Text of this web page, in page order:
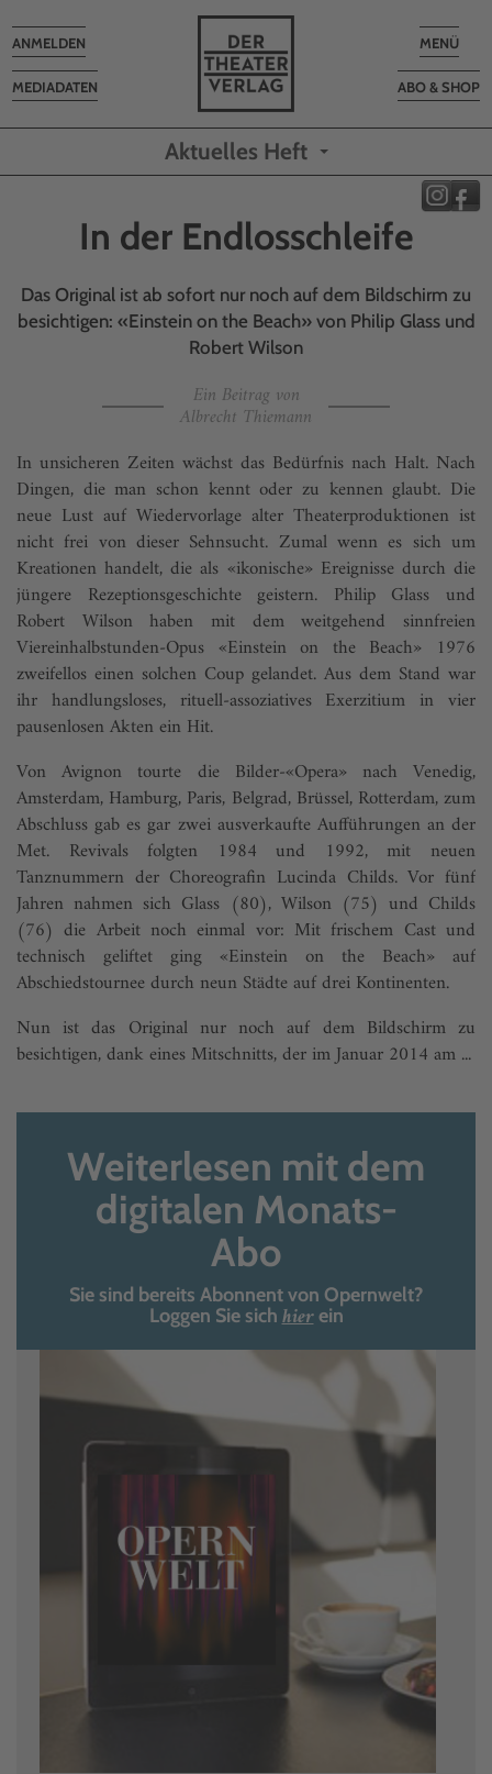
Toggle
MENÜ
ABO & SHOP
MEDIADATEN
Toggle
navigation
ANMELDEN
Aktuelles Heft
In der Endlosschleife
Das Original ist ab sofort nur noch auf dem Bildschirm zu
besichtigen: «Einstein on the Beach» von Philip Glass und
Robert Wilson
Ein Beitrag von
Albrecht Thiemann
In unsicheren Zeiten wächst das Bedürfnis nach Halt. Nach
Dingen, die man schon kennt oder zu kennen glaubt. Die
neue Lust auf Wiedervorlage alter Theaterproduktionen ist
nicht frei von dieser Sehnsucht. Zumal wenn es sich um
Kreationen handelt, die als «ikonische» Ereignisse durch die
jüngere Rezeptionsgeschichte geistern. Philip Glass und
Robert Wilson haben mit dem weitgehend sinnfreien
Viereinhalbstunden-Opus «Einstein on the Beach» 1976
zweifellos einen solchen Coup gelandet. Aus dem Stand war
ihr handlungsloses, rituell-assoziatives Exerzitium in vier
pausenlosen Akten ein Hit.
Von Avignon tourte die Bilder-«Opera» nach Venedig,
Amsterdam, Hamburg, Paris, Belgrad, Brüssel, Rotterdam, zum
Abschluss gab es gar zwei ausverkaufte Aufführungen an der
Met. Revivals folgten 1984 und 1992, mit neuen
Tanznummern der Choreografin Lucinda Childs. Vor fünf
Jahren nahmen sich Glass (80), Wilson (75) und Childs
(76) die Arbeit noch einmal vor: Mit frischem Cast und
technisch geliftet ging «Einstein on the Beach» auf
Abschiedstournee durch neun Städte auf drei Kontinenten.
Nun ist das Original nur noch auf dem Bildschirm zu
besichtigen, dank eines Mitschnitts, der im Januar 2014 am ...
Weiterlesen mit dem
digitalen Monats-
Abo
Sie sind bereits Abonnent von Opernwelt?
Loggen Sie sich hierein